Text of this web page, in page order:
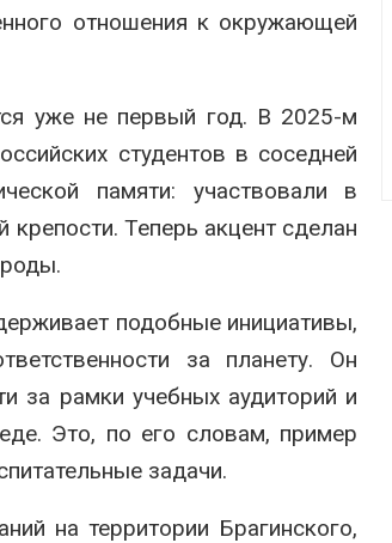
отношения к окружающей
уже не первый год. В 2025-м
студентов в соседней
памяти: участвовали в
Теперь акцент сделан
подобные инициативы,
за планету. Он
за рамки учебных аудиторий и
Это, по его словам, пример
задачи.
на территории Брагинского,